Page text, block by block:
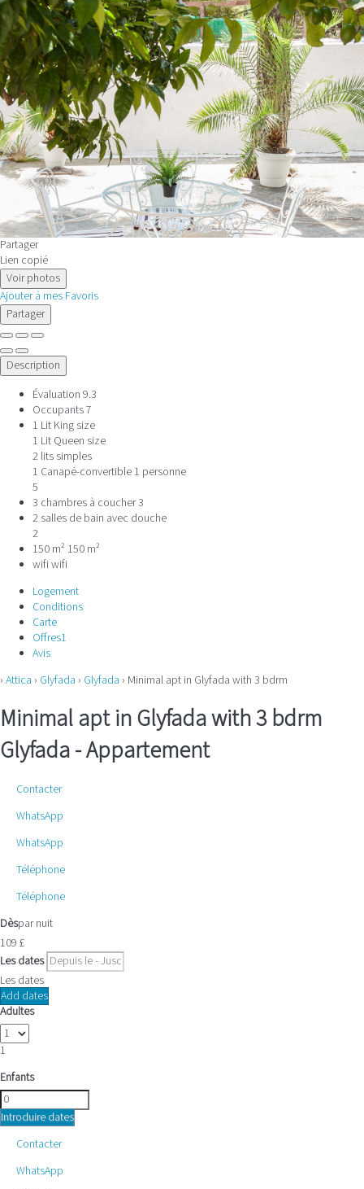
Partager
Lien copié
Voir photos
Ajouter à mes Favoris
Partager
Description
Évaluation 9.3
Occupants7
1 Lit King size
1 Lit Queen size
2 lits simples
1 Canapé-convertible 1 personne
5
3 chambres à coucher3
2 salles de bain avec douche
2
150 m² 150 m²
wifi wifi
Logement
Conditions
Carte
Offres1
Avis
› Attica › Glyfada › Glyfada › Minimal apt in Glyfada with 3 bdrm
Minimal apt in Glyfada with 3 bdrm
Glyfada -Appartement
Contacter
WhatsApp
WhatsApp
Téléphone
Téléphone
Dèspar nuit
109 £
Les dates
Les dates
Add dates
Adultes
1
Enfants
Introduire dates
Contacter
WhatsApp